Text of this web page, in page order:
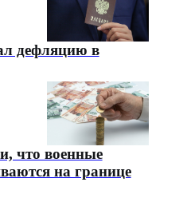
дефляцию в
что военные
на границе